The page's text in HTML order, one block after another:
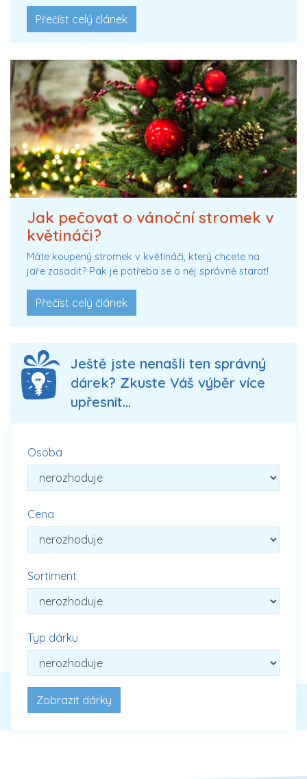
Přečíst celý článek
Jak pečovat o vánoční stromek v
květináči?
Máte koupený stromek v květináči, který chcete na
jaře zasadit? Pak je potřeba se o něj správně starat!
Přečíst celý článek
Ještě jste nenašli ten správný
dárek? Zkuste Váš výběr více
upřesnit...
Osoba
Cena
Sortiment
Typ dárku